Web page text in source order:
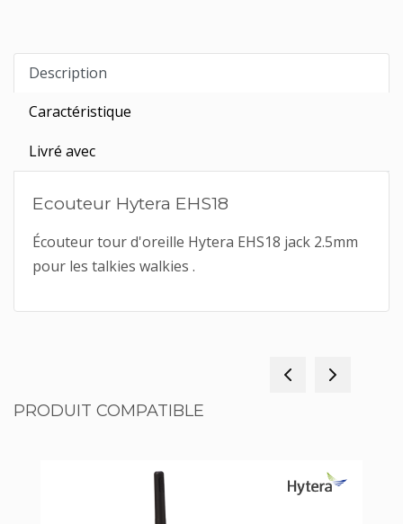
Description
Caractéristique
Livré avec
Ecouteur Hytera EHS18
Écouteur tour d'oreille Hytera EHS18 jack 2.5mm
pour les talkies walkies .
PRODUIT COMPATIBLE